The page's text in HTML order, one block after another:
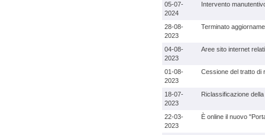
05-07-
2024
Intervento
28-08-
2023
Terminato
04-08-
2023
Aree sito internet
01-08-
2023
Cessione del tratto di
18-07-
2023
Riclassificazione
22-03-
2023
È online il nuovo